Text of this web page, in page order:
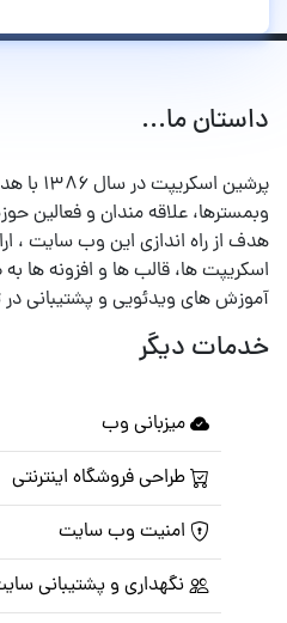
داستان ما...
پرشین
وبمسترها، علاقه مندان و فعالین
هدف از راه اندازی این وب سایت ،
اسکریپت ها، قالب ها و افزونه ها
آموزش های ویدئویی و پشتیبانی در
خدمات دیگر
میزبانی وب
طراحی فروشگاه اینترنتی
امنیت وب سایت
نگهداری و پشتیبانی